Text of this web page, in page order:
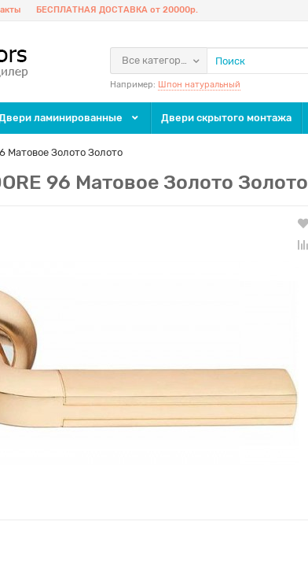
БЕСПЛАТНАЯ ДОСТАВКА от 20000р.
Все категории
Например: Шпон натуральный
ламинированные Двери скрытого монтажа
Матовое Золото Золото
96 Матовое Золото Золото